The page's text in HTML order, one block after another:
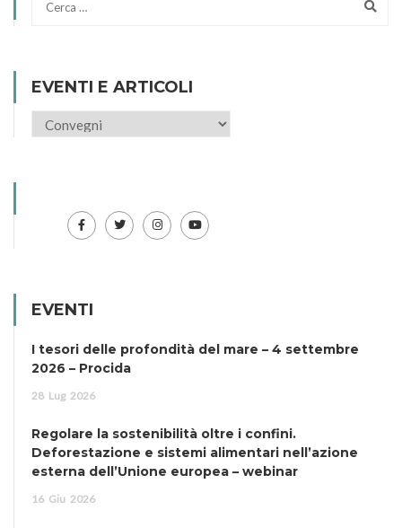
EVENTI E ARTICOLI
EVENTI
I tesori delle profondità del mare – 4 settembre
2026 – Procida
28 Lug 2026
Regolare la sostenibilità oltre i confini.
Deforestazione e sistemi alimentari nell’azione
esterna dell’Unione europea – webinar
16 Giu 2026